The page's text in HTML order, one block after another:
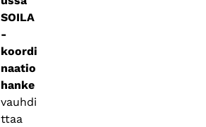
SOILA
-
koordi
naatio
hanke
vauhdi
ttaa